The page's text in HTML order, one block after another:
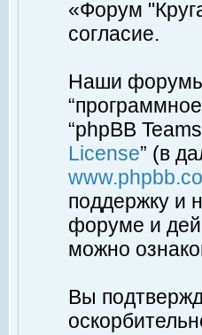
«Форум
согласие.
Наши форумы
“phpBB
License” (в
поддержку и
форуме и
можно
Вы